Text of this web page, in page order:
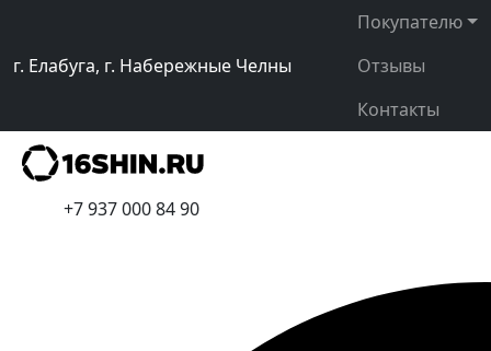
г. Елабуга, г. Набережные Челны
Покупателю
Отзывы
Контакты
+7 937 000 84 90